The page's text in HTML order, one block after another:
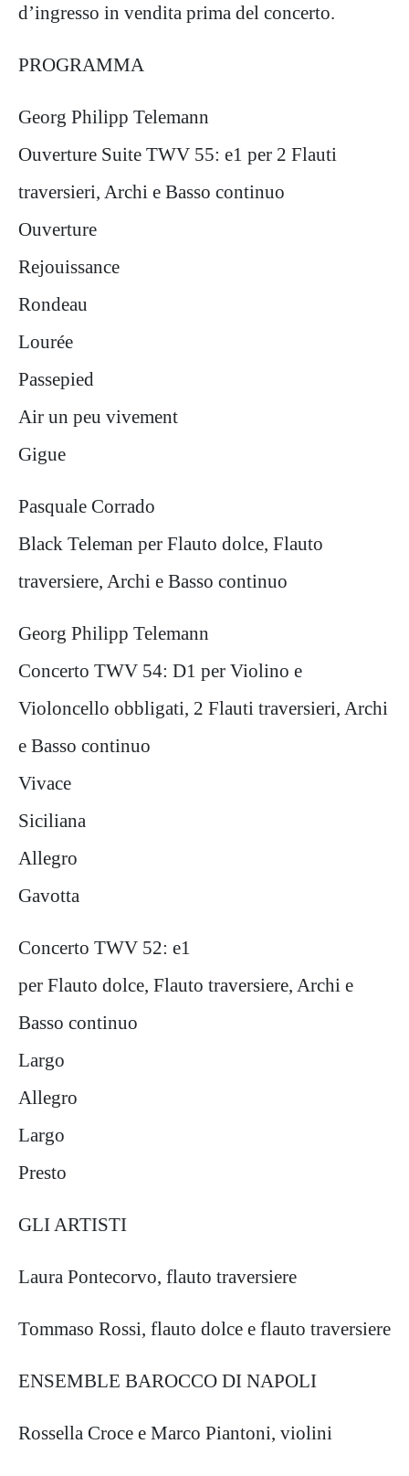
d’ingresso in vendita prima del concerto.
PROGRAMMA
Georg Philipp Telemann
Ouverture Suite TWV 55: e1 per 2 Flauti
traversieri, Archi e Basso continuo
Ouverture
Rejouissance
Rondeau
Lourée
Passepied
Air un peu vivement
Gigue
Pasquale Corrado
Black Teleman per Flauto dolce, Flauto
traversiere, Archi e Basso continuo
Georg Philipp Telemann
Concerto TWV 54: D1 per Violino e
Violoncello obbligati, 2 Flauti traversieri, Archi
e Basso continuo
Vivace
Siciliana
Allegro
Gavotta
Concerto TWV 52: e1
per Flauto dolce, Flauto traversiere, Archi e
Basso continuo
Largo
Allegro
Largo
Presto
GLI ARTISTI
Laura Pontecorvo, flauto traversiere
Tommaso Rossi, flauto dolce e flauto traversiere
ENSEMBLE BAROCCO DI NAPOLI
Rossella Croce e Marco Piantoni, violini